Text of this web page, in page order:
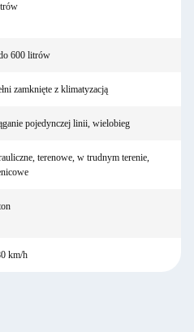
600 litrów
zamknięte z klimatyzacją
pojedynczej linii, wielobieg
terenowe, w trudnym terenie,
km/h